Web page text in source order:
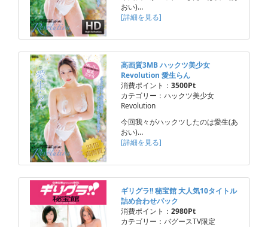
おい)…
[詳細を見る]
高画質3MB ハックツ美少女
Revolution 愛生らん
消費ポイント： 3500Pt
カテゴリー：ハックツ美少女
Revolution
今回我々がハックツしたのは愛生(あ
おい)…
[詳細を見る]
ギリグラ!! 秘宝館 大人気10タイトル
詰め合わせパック
消費ポイント： 2980Pt
カテゴリー：バグースTV限定